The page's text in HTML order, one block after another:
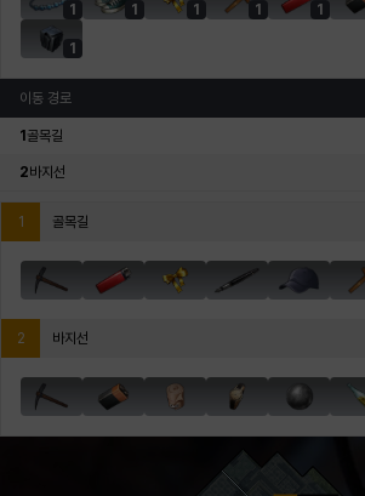
1 1 1 1 1
1
이동 경로
1 골목길
2바지선
1 골목길
2 바지선